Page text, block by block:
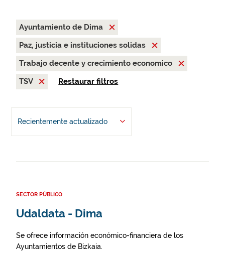
Ayuntamiento de Dima
Paz, justicia e instituciones solidas
Trabajo decente y crecimiento economico
TSV
Restaurar filtros
Recientemente actualizado
SECTOR PÚBLICO
Udaldata - Dima
Se ofrece información económico-financiera de los
Ayuntamientos de Bizkaia.